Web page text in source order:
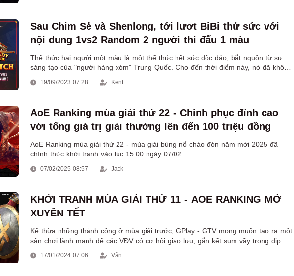
Sau Chim Sẻ và Shenlong, tới lượt BiBi thử sức với
nội dung 1vs2 Random 2 người thi đấu 1 màu
Thể thức hai người một màu là một thể thức hết sức độc đáo, bắt nguồn từ sự
sáng tạo của "người hàng xóm" Trung Quốc. Cho đến thời điểm này, nó đã không
còn quá mới lạ với khán giả Việt Nam.
19/09/2023 07:28 Kent
AoE Ranking mùa giải thứ 22 - Chinh phục đỉnh cao
với tổng giá trị giải thưởng lên đến 100 triệu đồng
AoE Ranking mùa giải thứ 22 - mùa giải bùng nổ chào đón năm mới 2025 đã
chính thức khởi tranh vào lúc 15:00 ngày 07/02.
07/02/2025 08:57 Jack
KHỞI TRANH MÙA GIẢI THỨ 11 - AOE RANKING MỞ
XUYÊN TẾT
Kế thừa những thành công ở mùa giải trước, GPlay - GTV mong muốn tạo ra một
sân chơi lành mạnh để các VĐV có cơ hội giao lưu, gắn kết sum vầy trong dịp Tết
Nguyên Đán 2024.
17/01/2024 07:06 Vân